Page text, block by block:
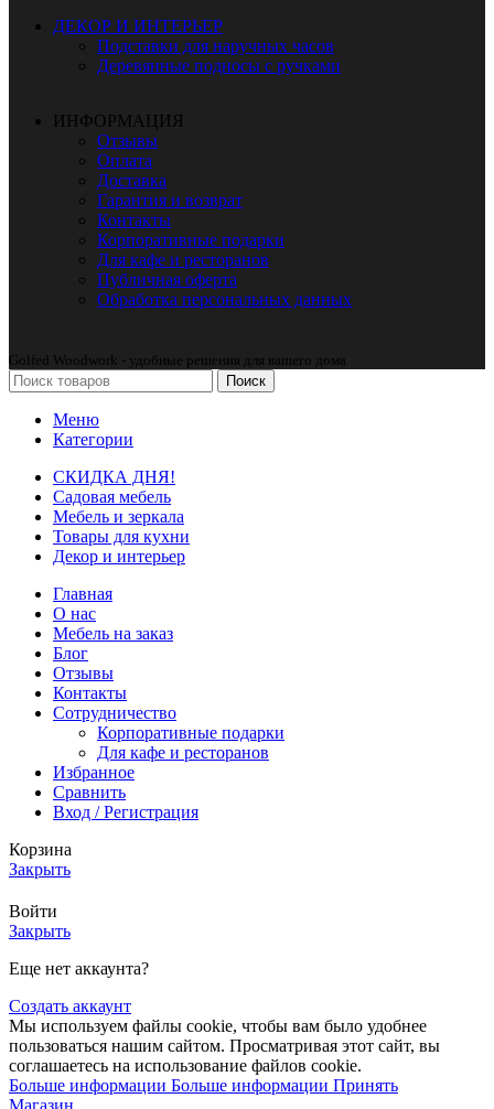
ДЕКОР И ИНТЕРЬЕР
Подставки для наручных часов
Деревянные подносы с ручками
ИНФОРМАЦИЯ
Отзывы
Оплата
Доставка
Гарантия и возврат
Контакты
Корпоративные подарки
Для кафе и ресторанов
Публичная оферта
Обработка персональных данных
Golfed Woodwork - удобные решения для вашего дома
Поиск
Меню
Категории
СКИДКА ДНЯ!
Садовая мебель
Мебель и зеркала
Товары для кухни
Декор и интерьер
Главная
О нас
Мебель на заказ
Блог
Отзывы
Контакты
Сотрудничество
Корпоративные подарки
Для кафе и ресторанов
Избранное
Сравнить
Вход / Регистрация
Корзина
Закрыть
Войти
Закрыть
Еще нет аккаунта?
Создать аккаунт
Мы используем файлы cookie, чтобы вам было удобнее
пользоваться нашим сайтом. Просматривая этот сайт, вы
соглашаетесь на использование файлов cookie.
Больше информации Больше информации Принять